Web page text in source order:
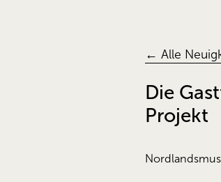
← Alle
Die
Projekt